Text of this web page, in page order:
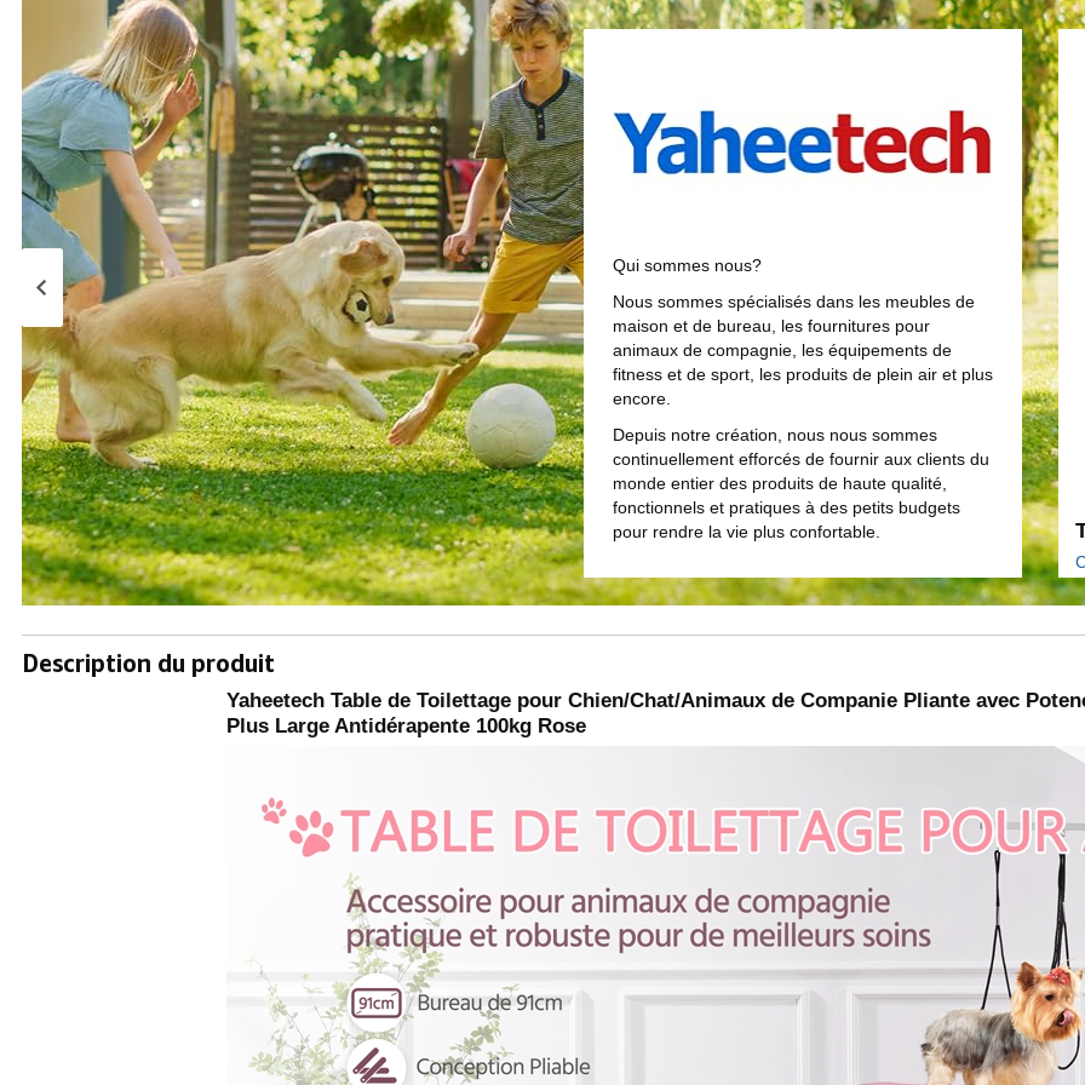
Page précédente
Qui sommes nous?
Nous sommes spécialisés dans les meubles de
maison et de bureau, les fournitures pour
animaux de compagnie, les équipements de
fitness et de sport, les produits de plein air et plus
encore.
Depuis notre création, nous nous sommes
continuellement efforcés de fournir aux clients du
monde entier des produits de haute qualité,
fonctionnels et pratiques à des petits budgets
pour rendre la vie plus confortable.
Description du produit
Yaheetech Table de Toilettage pour Chien/Chat/Animaux de Companie Pliante avec
Plus Large Antidérapente 100kg Rose